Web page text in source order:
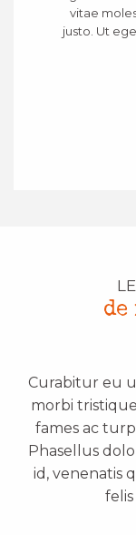
vitae
justo. Ut
Curabitur eu
morbi
fames ac
Phasellus
id, venenatis